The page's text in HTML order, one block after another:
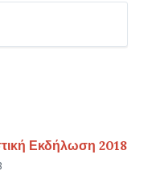
Εκδήλωση 2018